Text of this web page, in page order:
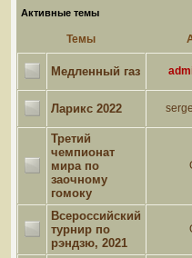
Активные темы
Темы
Медленный газ
Ларикс 2022
Третий
чемпионат
мира по
заочному
гомоку
Всероссийский
турнир по
рэндзю, 2021